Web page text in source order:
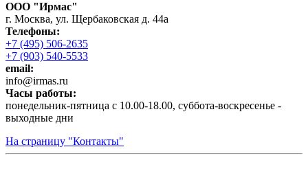
ООО "Ирмас"
г. Москва, ул. Щербаковская д. 44а
Телефоны:
+7 (495) 506-2635
+7 (903) 540-5533
email:
infо@irmas.ru
Часы работы:
понедельник-пятница с 10.00-18.00, суббота-воскресенье -
выходные дни
На страницу "Контакты"